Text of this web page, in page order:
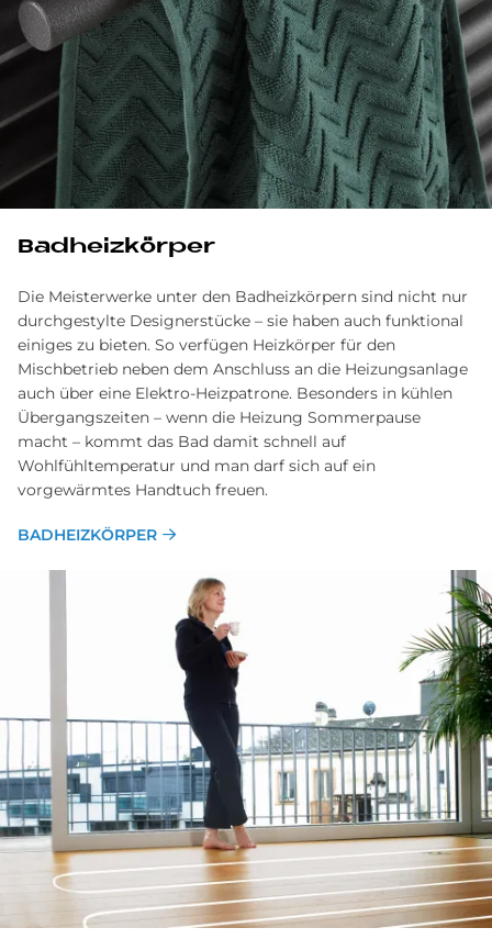
Bad­heiz­kör­per
Die Meisterwerke unter den Badheizkörpern sind nicht nur
durchgestylte Designerstücke – sie haben auch funktional
einiges zu bieten. So verfügen Heizkörper für den
Mischbetrieb neben dem Anschluss an die Heizungsanlage
auch über eine Elektro-Heizpatrone. Besonders in kühlen
Übergangszeiten – wenn die Heizung Sommerpause
macht – kommt das Bad damit schnell auf
Wohlfühltemperatur und man darf sich auf ein
vorgewärmtes Handtuch freuen.
BADHEIZKÖRPER